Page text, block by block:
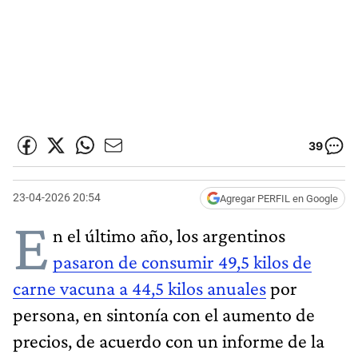
39
23-04-2026 20:54 Agregar PERFIL en Google
E n el último año, los argentinos
pasaron de consumir 49,5 kilos de
carne vacuna a 44,5 kilos anualespor
persona, en sintonía con el aumento de
precios, de acuerdo con un informe de la